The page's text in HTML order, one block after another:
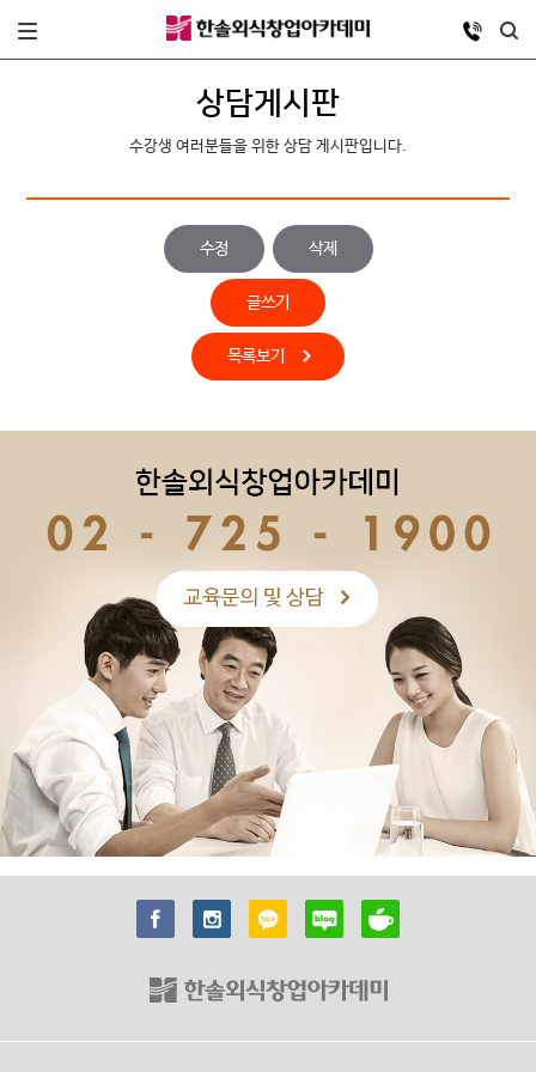
상담게시판
수강생 여러분들을 위한 상담 게시판입니다.
수정 삭제
글쓰기
목록보기